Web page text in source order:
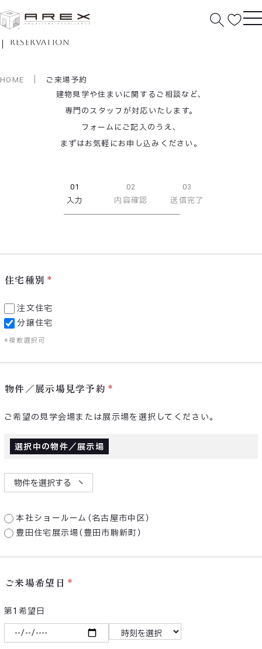
ご来場予約
reservation
HOME
ご来場予約
建物見学や住まいに関するご相談など、
専門のスタッフが対応いたします。
フォームにご記入のうえ、
まずはお気軽にお申し込みください。
01
入力
02
内容確認
03
送信完了
住宅種別
注文住宅
分譲住宅
※複数選択可
物件／展示場見学予約
ご希望の見学会場または展示場を選択してください。
選択中の物件／展示場
物件を選択する
本社ショールーム（名古屋市中区）
豊田住宅展示場（豊田市駒新町）
ご来場希望日
第1希望日